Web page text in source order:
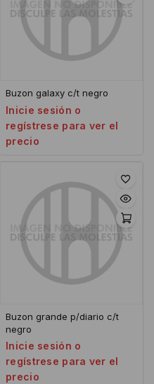
Buzon galaxy c/t negro
Inicie sesión o
regístrese para ver el
precio
Buzon grande p/diario c/t
negro
Inicie sesión o
regístrese para ver el
precio